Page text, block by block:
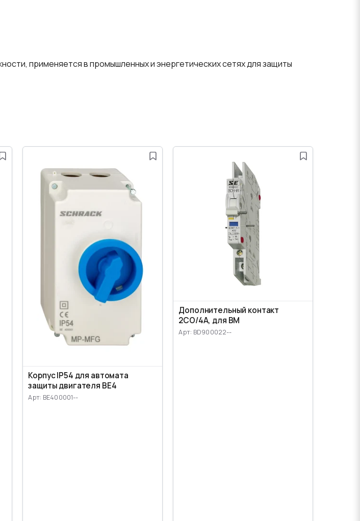
применяется в промышленных и энергетических сетях для защиты
Корпус IP54 для автомата
защиты двигателя BE4
Арт: BE400001--
Дополнительный контакт
2CO/4A, для ВМ
Арт: BD900022--